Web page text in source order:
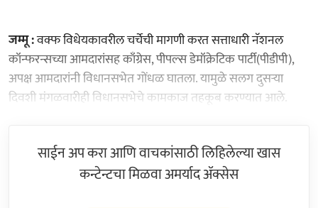
जम्मू :वक्फ विधेयकावरील चर्चेची मागणी करत सत्ताधारी नॅशनल
कॉन्फरन्सच्या आमदारांसह काँग्रेस, पीपल्स डेमॉक्रेटिक पार्टी(पीडीपी),
अपक्ष आमदारांनी विधानसभेत गोंधळ घातला. यामुळे सलग दुसऱ्या
दिवशी मंगळवारीही विधानसभेचे कामकाज तहकूब करण्यात आले.
साईन अप करा आणि वाचकांसाठी लिहिलेल्या खास
कन्टेन्टचा मिळवा अमर्याद ॲक्सेस